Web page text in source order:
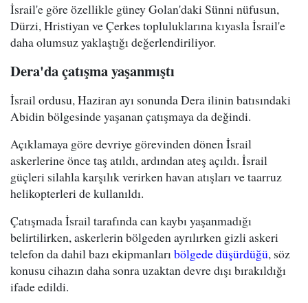
İsrail'e göre özellikle güney Golan'daki Sünni nüfusun,
Dürzi, Hristiyan ve Çerkes topluluklarına kıyasla İsrail'e
daha olumsuz yaklaştığı değerlendiriliyor.
Dera'da çatışma yaşanmıştı
İsrail ordusu, Haziran ayı sonunda Dera ilinin batısındaki
Abidin bölgesinde yaşanan çatışmaya da değindi.
Açıklamaya göre devriye görevinden dönen İsrail
askerlerine önce taş atıldı, ardından ateş açıldı. İsrail
güçleri silahla karşılık verirken havan atışları ve taarruz
helikopterleri de kullanıldı.
Çatışmada İsrail tarafında can kaybı yaşanmadığı
belirtilirken, askerlerin bölgeden ayrılırken gizli askeri
telefon da dahil bazı ekipmanlarıbölgede düşürdüğü, söz
konusu cihazın daha sonra uzaktan devre dışı bırakıldığı
ifade edildi.